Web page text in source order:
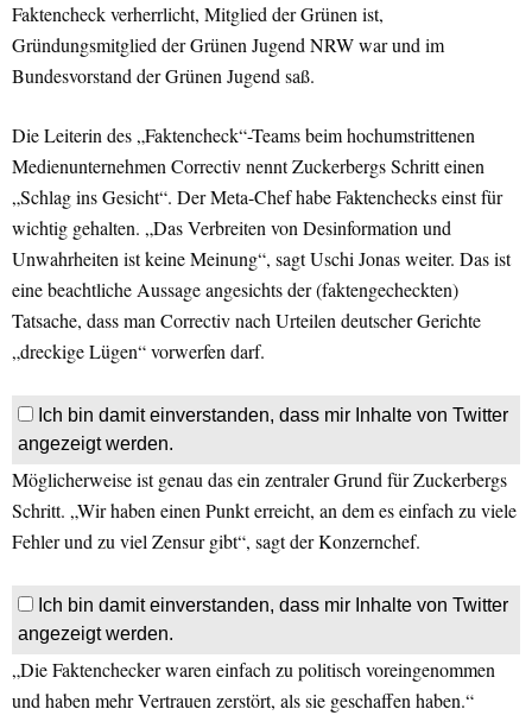
Faktencheck verherrlicht, Mitglied der Grünen ist,
Gründungsmitglied der Grünen Jugend NRW war und im
Bundesvorstand der Grünen Jugend saß.
Die Leiterin des „Faktencheck“-Teams beim hochumstrittenen
Medienunternehmen Correctiv nennt Zuckerbergs Schritt einen
„Schlag ins Gesicht“. Der Meta-Chef habe Faktenchecks einst für
wichtig gehalten. „Das Verbreiten von Desinformation und
Unwahrheiten ist keine Meinung“, sagt Uschi Jonas weiter. Das ist
eine beachtliche Aussage angesichts der (faktengecheckten)
Tatsache, dass man Correctiv nach Urteilen deutscher Gerichte
„dreckige Lügen“ vorwerfen darf.
Ich bin damit einverstanden, dass mir Inhalte von Twitter
angezeigt werden.
Möglicherweise ist genau das ein zentraler Grund für Zuckerbergs
Schritt. „Wir haben einen Punkt erreicht, an dem es einfach zu viele
Fehler und zu viel Zensur gibt“, sagt der Konzernchef.
Ich bin damit einverstanden, dass mir Inhalte von Twitter
angezeigt werden.
„Die Faktenchecker waren einfach zu politisch voreingenommen
und haben mehr Vertrauen zerstört, als sie geschaffen haben.“